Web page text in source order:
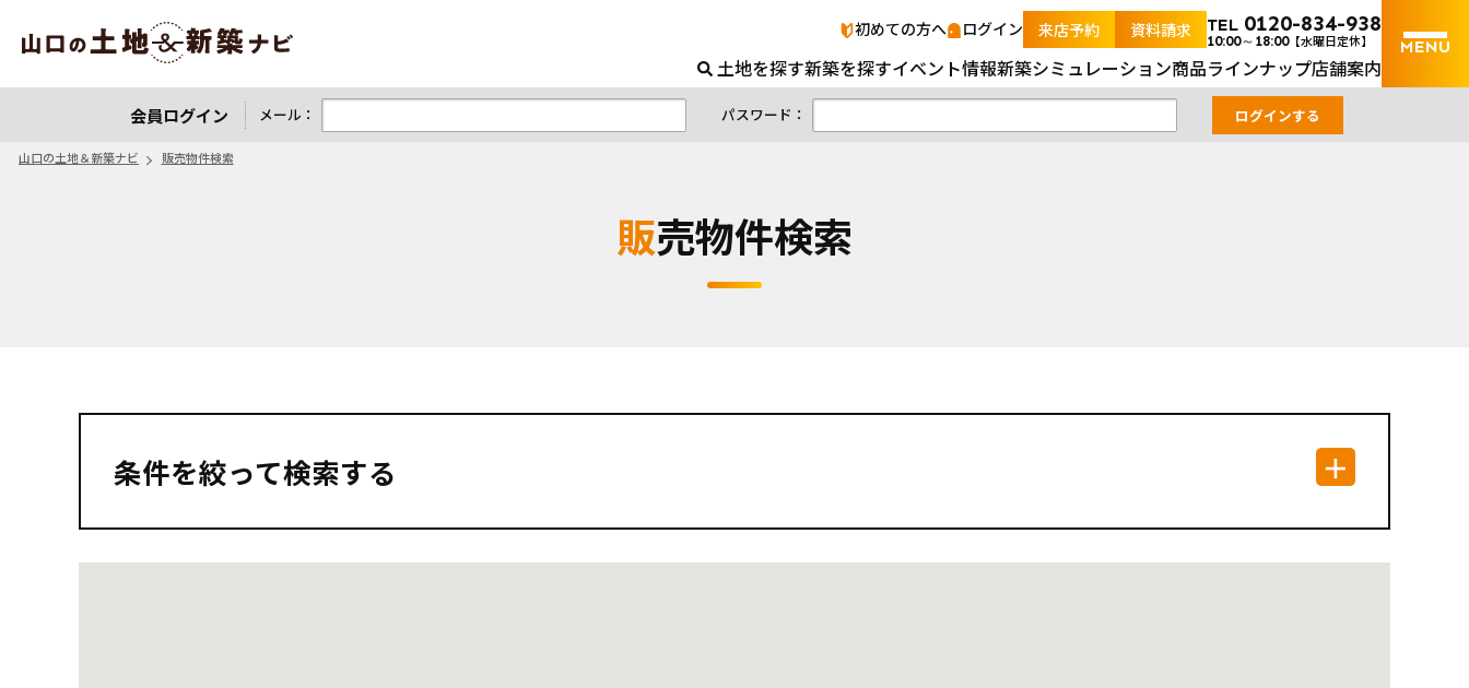
販売物件検索｜山口の土地＆新築ナビ｜山口県内の土地と新築戸建の不動産検索サイト
初めての方へ ログイン 来店予約 資料請求 TEL 0120-834-938
10:00～18:00【水曜日定休】
土地を探す新築を探すイベント情報新築シミュレーション商品ラインナップ店舗案内
会員ログイン メール： パスワード：
山口の土地＆新築ナビ 販売物件検索
販売物件検索
条件を絞って検索する